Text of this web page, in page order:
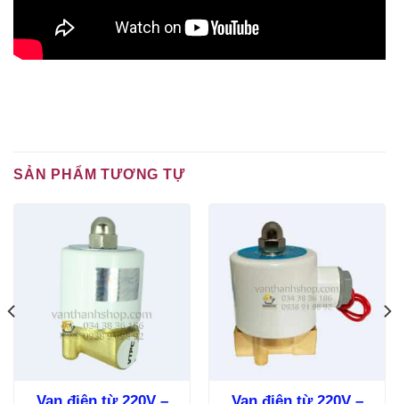
SẢN PHẨM TƯƠNG TỰ